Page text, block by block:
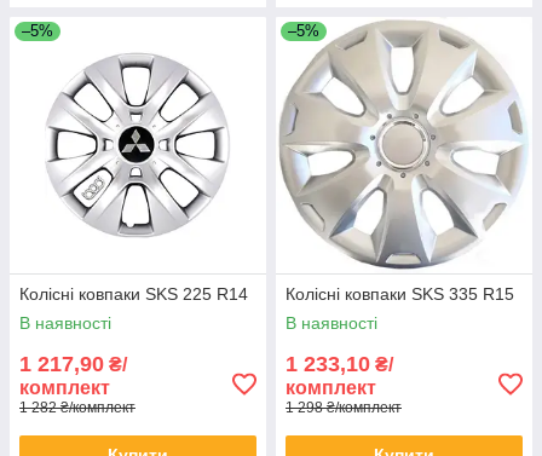
–5%
Колісні ковпаки SKS 225 R14
В наявності
1 217,90 ₴/
комплект
1 282 ₴/комплект
–5%
Колісні ковпаки SKS 335 R15
В наявності
1 233,10 ₴/
комплект
1 298 ₴/комплект